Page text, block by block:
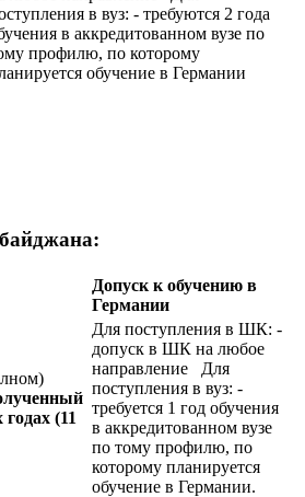
в вуз: - требуются 2 года
в аккредитованном вузе по
профилю, по которому
обучение в Германии
Допуск к обучению в
Германии
(11
Для поступления в ШК: -
допуск в ШК на любое
направление Для
поступления в вуз: -
требуется 1 год обучения
в аккредитованном вузе
по тому профилю, по
которому планируется
обучение в Германии.